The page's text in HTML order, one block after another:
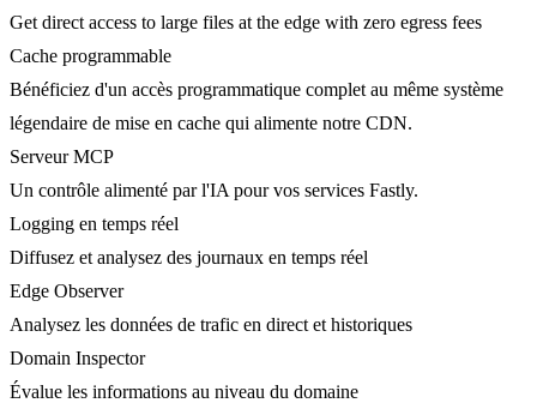
Get direct access to large files at the edge with zero egress fees
Cache programmable
Bénéficiez d'un accès programmatique complet au même système
légendaire de mise en cache qui alimente notre CDN.
Serveur MCP
Un contrôle alimenté par l'IA pour vos services Fastly.
Logging en temps réel
Diffusez et analysez des journaux en temps réel
Edge Observer
Analysez les données de trafic en direct et historiques
Domain Inspector
Évalue les informations au niveau du domaine